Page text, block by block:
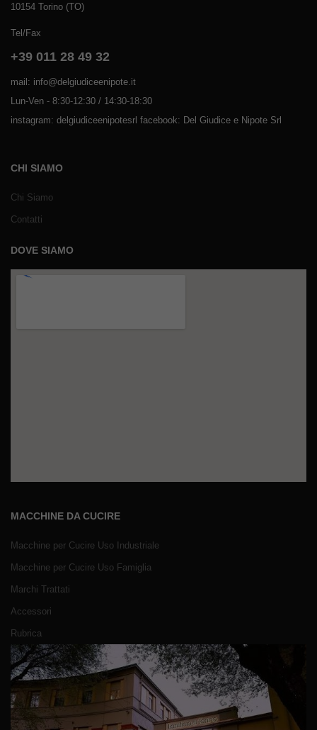
10154 Torino (TO)
Tel/Fax
+39 011 28 49 32
mail: info@delgiudiceenipote.it
Lun-Ven - 8:30-12:30 / 14:30-18:30
instagram: delgiudiceenipotesrl facebook: Del Giudice e Nipote Srl
CHI SIAMO
Chi Siamo
Contatti
DOVE SIAMO
MACCHINE DA CUCIRE
Macchine per Cucire Uso Industriale
Macchine per Cucire Uso Famiglia
Marchi Trattati
Accessori
Rubrica